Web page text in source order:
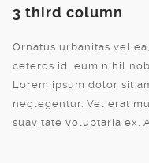
3 third column
Ornatus urbanitas vel
ceteros id, eum nihil
Lorem ipsum dolor sit
neglegentur. Vel erat
suavitate voluptaria ex.